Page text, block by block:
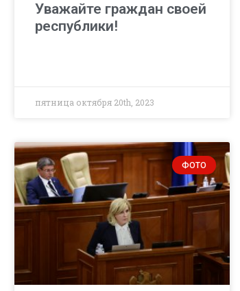
Уважайте граждан своей
республики!
пятница октября 20th, 2023
ФОТО